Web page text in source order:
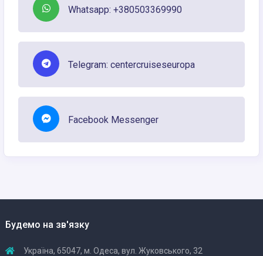
Whatsapp: +380503369990
Telegram: centercruiseseuropa
Facebook Messenger
Будемо на зв'язку
Україна, 65047, м. Одеса, вул. Жуковського, 32